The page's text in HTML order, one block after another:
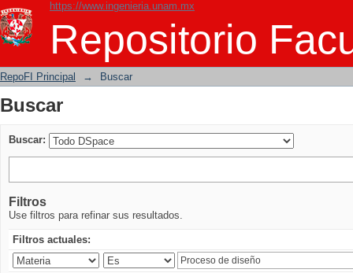
https://www.ingenieria.unam.mx
Repositorio
Buscar
RepoFI Principal → Buscar
Buscar
Buscar:
Filtros
Use filtros para refinar sus resultados.
Filtros actuales: